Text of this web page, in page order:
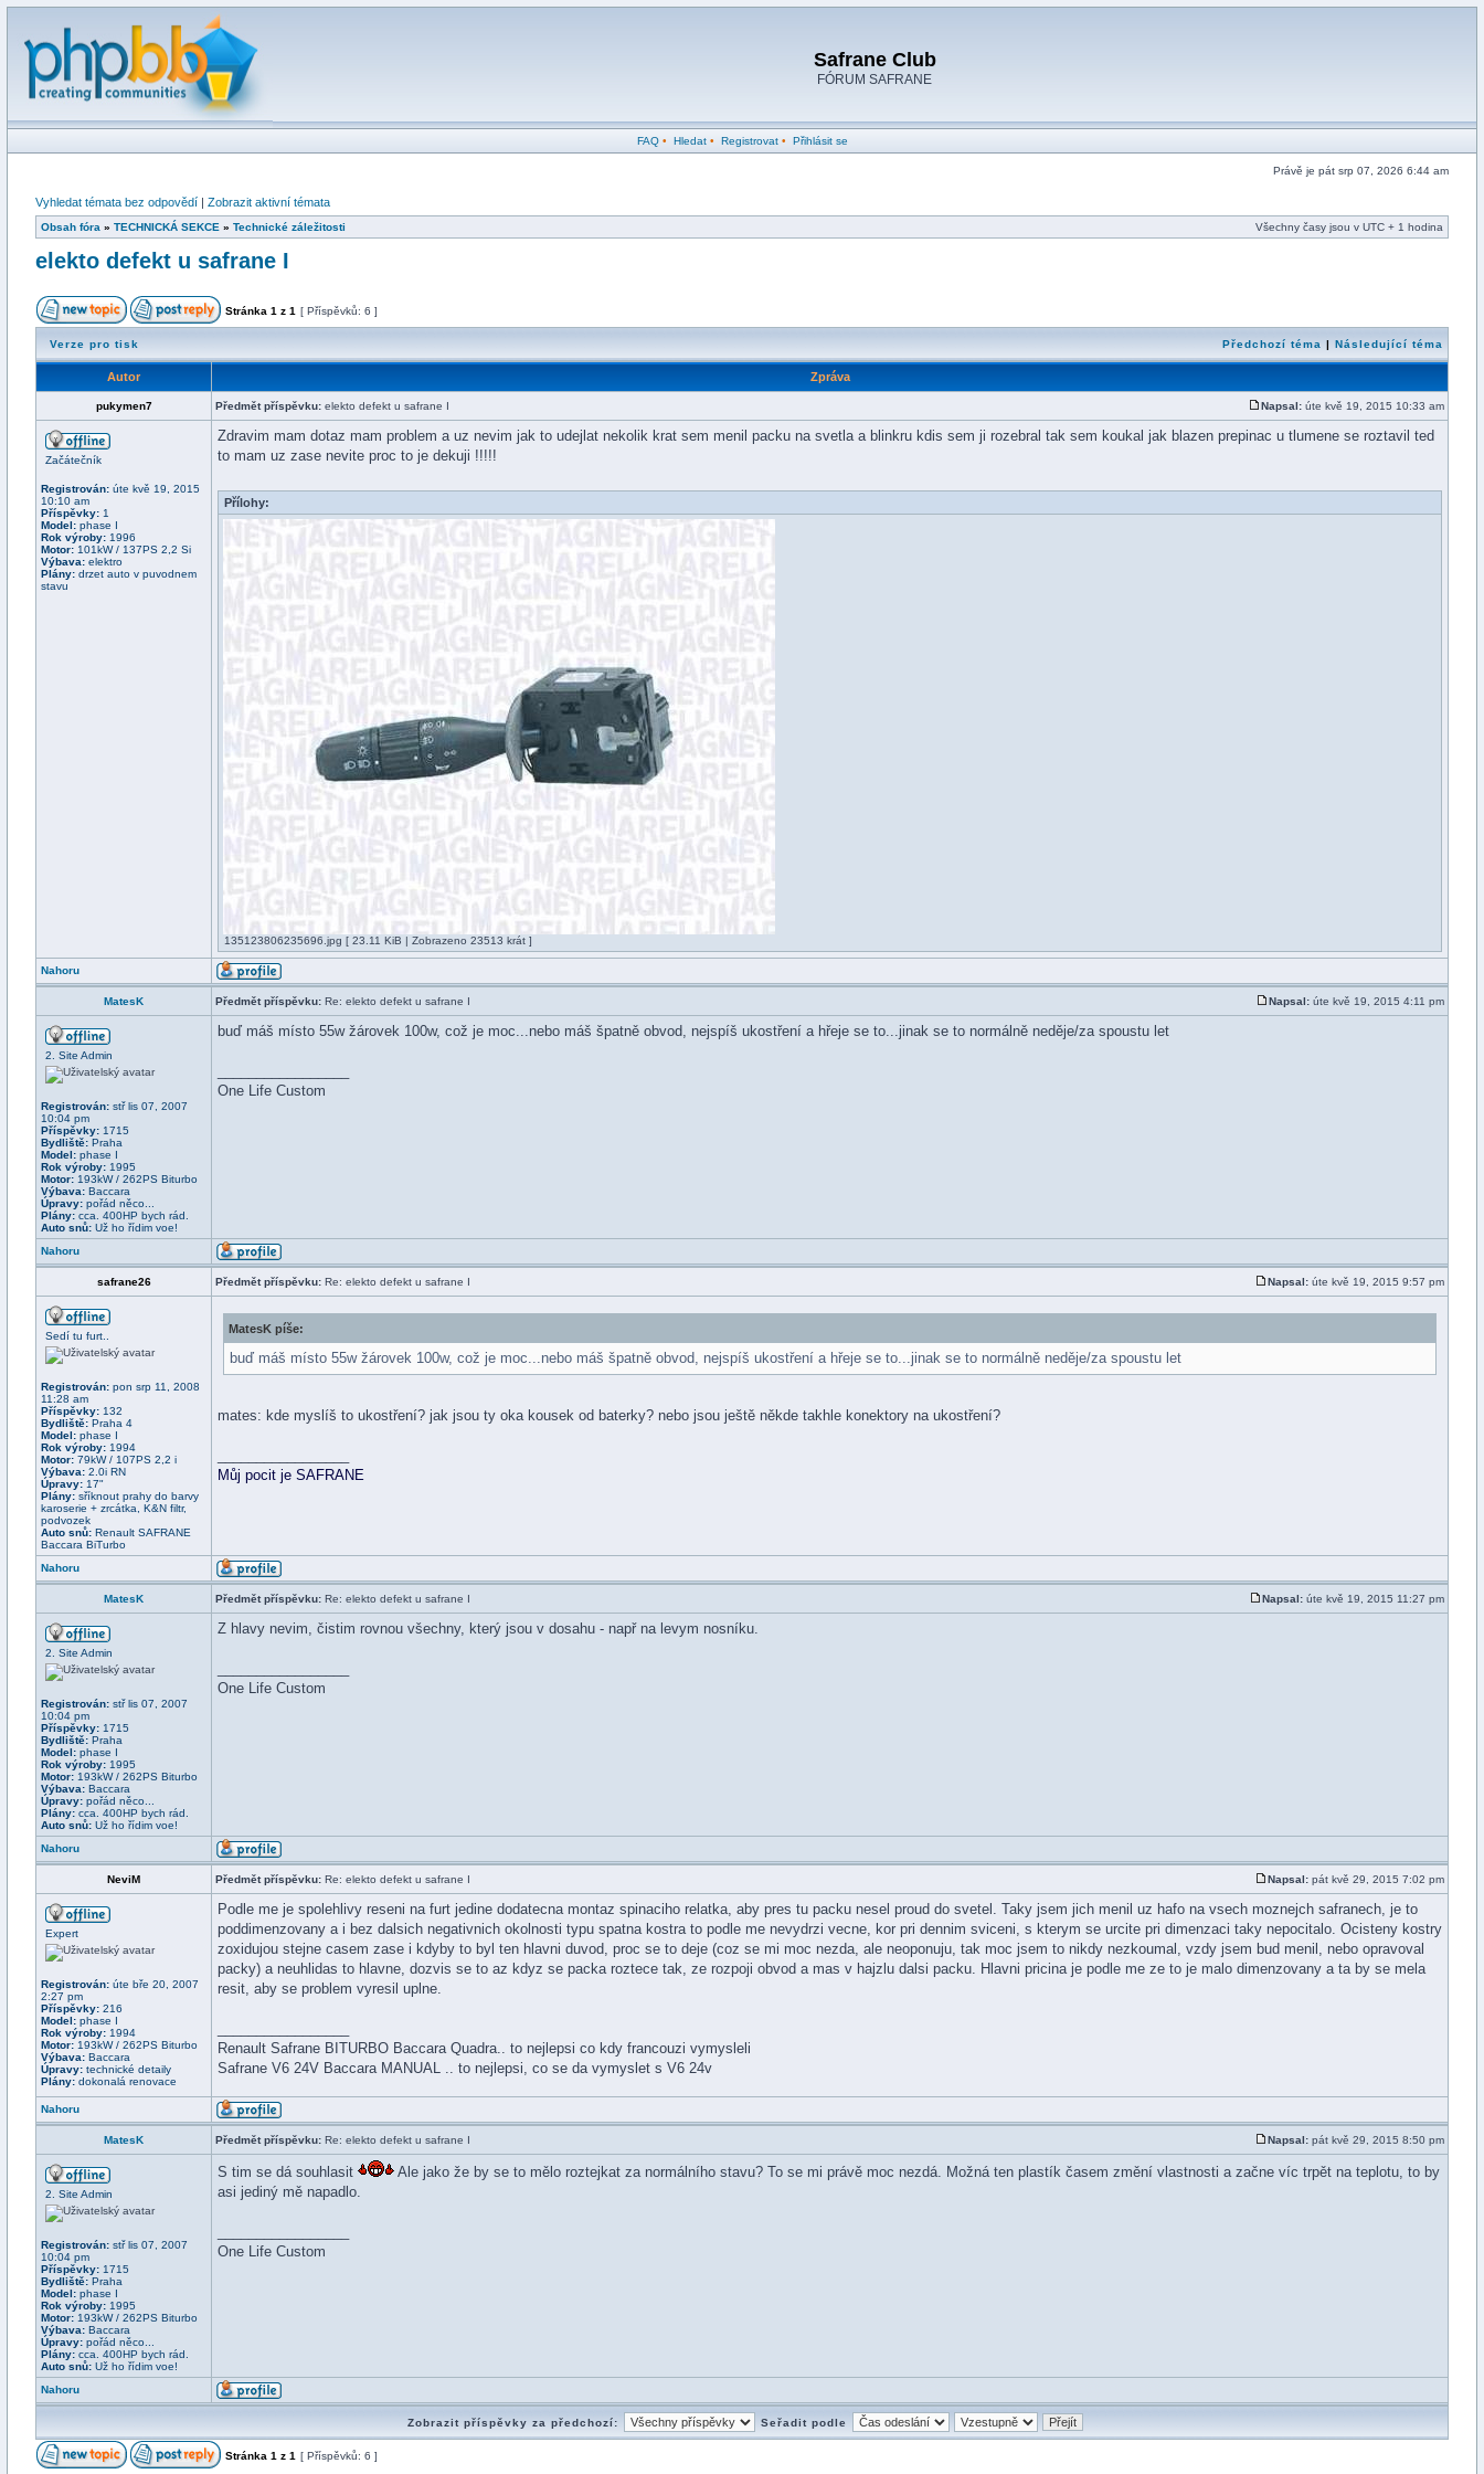
Safrane Club
FÓRUM SAFRANE
FAQ• Hledat• Registrovat• Přihlásit se
Právě je pát srp 07, 2026 6:44 am
Vyhledat témata bez odpovědí | Zobrazit aktivní témata
Obsah fóra » TECHNICKÁ SEKCE » Technické záležitosti Všechny časy jsou v UTC + 1 hodina
elekto defekt u safrane I
Stránka 1 z 1 [ Příspěvků: 6 ]
Verze pro tisk Předchozí téma | Následující téma
Autor Zpráva
pukymen7 Předmět příspěvku: elekto defekt u safrane I Napsal: úte kvě 19, 2015 10:33 am
Začátečník
Registrován: úte kvě 19, 2015
10:10 am
Příspěvky: 1
Model: phase I
Rok výroby: 1996
Motor: 101kW / 137PS 2,2 Si
Výbava: elektro
Plány: drzet auto v puvodnem
stavu
Zdravim mam dotaz mam problem a uz nevim jak to udejlat nekolik krat sem menil packu na svetla a blinkru kdis sem ji rozebral tak sem koukal jak blazen prepinac u tlumene se roztavil ted
to mam uz zase nevite proc to je dekuji !!!!!
Přílohy:
135123806235696.jpg [ 23.11 KiB | Zobrazeno 23513 krát ]
Nahoru
MatesK Předmět příspěvku: Re: elekto defekt u safrane I Napsal: úte kvě 19, 2015 4:11 pm
2. Site Admin
Registrován: stř lis 07, 2007
10:04 pm
Příspěvky: 1715
Bydliště: Praha
Model: phase I
Rok výroby: 1995
Motor: 193kW / 262PS Biturbo
Výbava: Baccara
Úpravy: pořád něco...
Plány: cca. 400HP bych rád.
Auto snů: Už ho řídim voe!
buď máš místo 55w žárovek 100w, což je moc...nebo máš špatně obvod, nejspíš ukostření a hřeje se to...jinak se to normálně neděje/za spoustu let
One Life Custom
Nahoru
safrane26 Předmět příspěvku: Re: elekto defekt u safrane I Napsal: úte kvě 19, 2015 9:57 pm
Sedí tu furt..
Registrován: pon srp 11, 2008
11:28 am
Příspěvky: 132
Bydliště: Praha 4
Model: phase I
Rok výroby: 1994
Motor: 79kW / 107PS 2,2 i
Výbava: 2.0i RN
Úpravy: 17"
Plány: sříknout prahy do barvy
karoserie + zrcátka, K&N filtr,
podvozek
Auto snů: Renault SAFRANE
Baccara BiTurbo
MatesK píše:
buď máš místo 55w žárovek 100w, což je moc...nebo máš špatně obvod, nejspíš ukostření a hřeje se to...jinak se to normálně neděje/za spoustu let
mates: kde myslíš to ukostření? jak jsou ty oka kousek od baterky? nebo jsou ještě někde takhle konektory na ukostření?
Můj pocit je SAFRANE
Nahoru
MatesK Předmět příspěvku: Re: elekto defekt u safrane I Napsal: úte kvě 19, 2015 11:27 pm
2. Site Admin
Registrován: stř lis 07, 2007
10:04 pm
Příspěvky: 1715
Bydliště: Praha
Model: phase I
Rok výroby: 1995
Motor: 193kW / 262PS Biturbo
Výbava: Baccara
Úpravy: pořád něco...
Plány: cca. 400HP bych rád.
Auto snů: Už ho řídim voe!
Z hlavy nevim, čistim rovnou všechny, který jsou v dosahu - např na levym nosníku.
One Life Custom
Nahoru
NeviM Předmět příspěvku: Re: elekto defekt u safrane I Napsal: pát kvě 29, 2015 7:02 pm
Expert
Registrován: úte bře 20, 2007
2:27 pm
Příspěvky: 216
Model: phase I
Rok výroby: 1994
Motor: 193kW / 262PS Biturbo
Výbava: Baccara
Úpravy: technické detaily
Plány: dokonalá renovace
Podle me je spolehlivy reseni na furt jedine dodatecna montaz spinaciho relatka, aby pres tu packu nesel proud do svetel. Taky jsem jich menil uz hafo na vsech moznejch safranech, je to
poddimenzovany a i bez dalsich negativnich okolnosti typu spatna kostra to podle me nevydrzi vecne, kor pri dennim sviceni, s kterym se urcite pri dimenzaci taky nepocitalo. Ocisteny kostry
zoxidujou stejne casem zase i kdyby to byl ten hlavni duvod, proc se to deje (coz se mi moc nezda, ale neoponuju, tak moc jsem to nikdy nezkoumal, vzdy jsem bud menil, nebo opravoval
packy) a neuhlidas to hlavne, dozvis se to az kdyz se packa roztece tak, ze rozpoji obvod a mas v hajzlu dalsi packu. Hlavni pricina je podle me ze to je malo dimenzovany a ta by se mela
resit, aby se problem vyresil uplne.
Renault Safrane BITURBO Baccara Quadra.. to nejlepsi co kdy francouzi vymysleli
Safrane V6 24V Baccara MANUAL .. to nejlepsi, co se da vymyslet s V6 24v
Nahoru
MatesK Předmět příspěvku: Re: elekto defekt u safrane I Napsal: pát kvě 29, 2015 8:50 pm
2. Site Admin
Registrován: stř lis 07, 2007
10:04 pm
Příspěvky: 1715
Bydliště: Praha
Model: phase I
Rok výroby: 1995
Motor: 193kW / 262PS Biturbo
Výbava: Baccara
Úpravy: pořád něco...
Plány: cca. 400HP bych rád.
Auto snů: Už ho řídim voe!
S tim se dá souhlasit
Ale jako že by se to mělo roztejkat za normálního stavu? To se mi právě moc nezdá. Možná ten plastík časem změní vlastnosti a začne víc trpět na teplotu, to by
asi jediný mě napadlo.
One Life Custom
Nahoru
Zobrazit příspěvky za předchozí: Seřadit podle
Stránka 1 z 1 [ Příspěvků: 6 ]